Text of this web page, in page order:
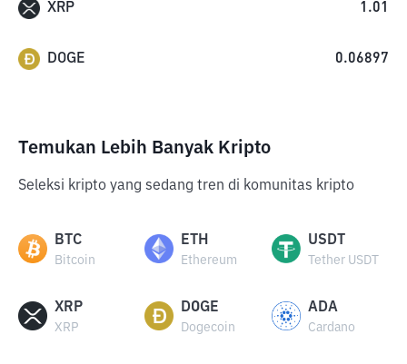
XRP 1.01
DOGE 0.06897
Temukan Lebih Banyak Kripto
Seleksi kripto yang sedang tren di komunitas kripto
BTC
Bitcoin
ETH
Ethereum
USDT
Tether USDT
XRP
XRP
DOGE
Dogecoin
ADA
Cardano